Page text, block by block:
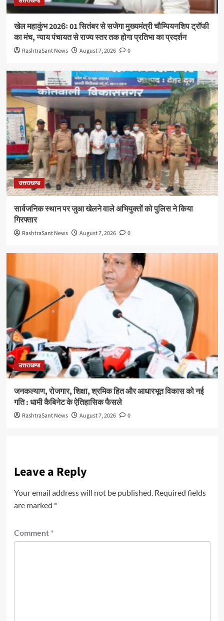
खेल महाकुंभ 2026ः 01 सितंबर से सजेगा मुख्यमंत्री चौम्पियनशिप ट्रॉफी
का मंच, न्याय पंचायत से राज्य स्तर तक होगा प्रतिभा का प्रदर्शन
RashtraSant News August 7, 2026 0
उत्तराखण्ड
सार्वजनिक स्थान पर जुआ खेलने वाले अभियुक्तों को पुलिस ने किया
गिरफ्तार
RashtraSant News August 7, 2026 0
उत्तराखण्ड
जनकल्याण, रोजगार, शिक्षा, श्रमिक हित और आधारभूत विकास को नई
गति : धामी कैबिनेट के ऐतिहासिक फैसले
RashtraSant News August 7, 2026 0
Leave a Reply
Your email address will not be published. Required fields
are marked *
Comment *